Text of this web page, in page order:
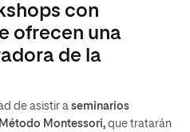
con
ofrecen una
de la
de asistir a seminarios
Montessori, que tratarán